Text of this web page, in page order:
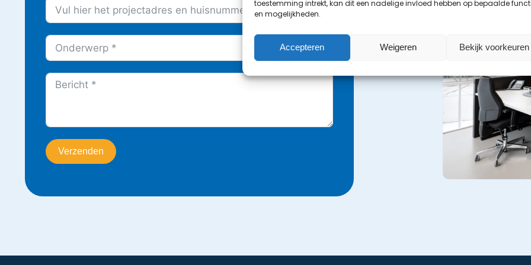
toestemming intrekt, kan dit een nadelige invloed hebben op bepaalde
en mogelijkheden.
Accepteren Weigeren Bekijk voorkeuren
Verzenden